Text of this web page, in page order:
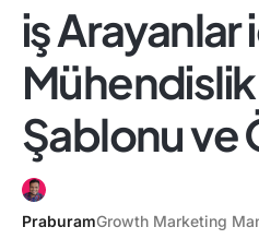
i̇ş Arayanlar
Şablonu ve
PraburamGrowth Marketing